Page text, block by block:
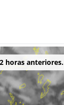
horas anteriores.